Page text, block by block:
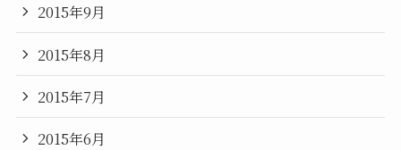
2015年9月
2015年8月
2015年7月
2015年6月